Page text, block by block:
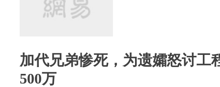
加代兄弟惨死，为遗孀怒讨工
500万